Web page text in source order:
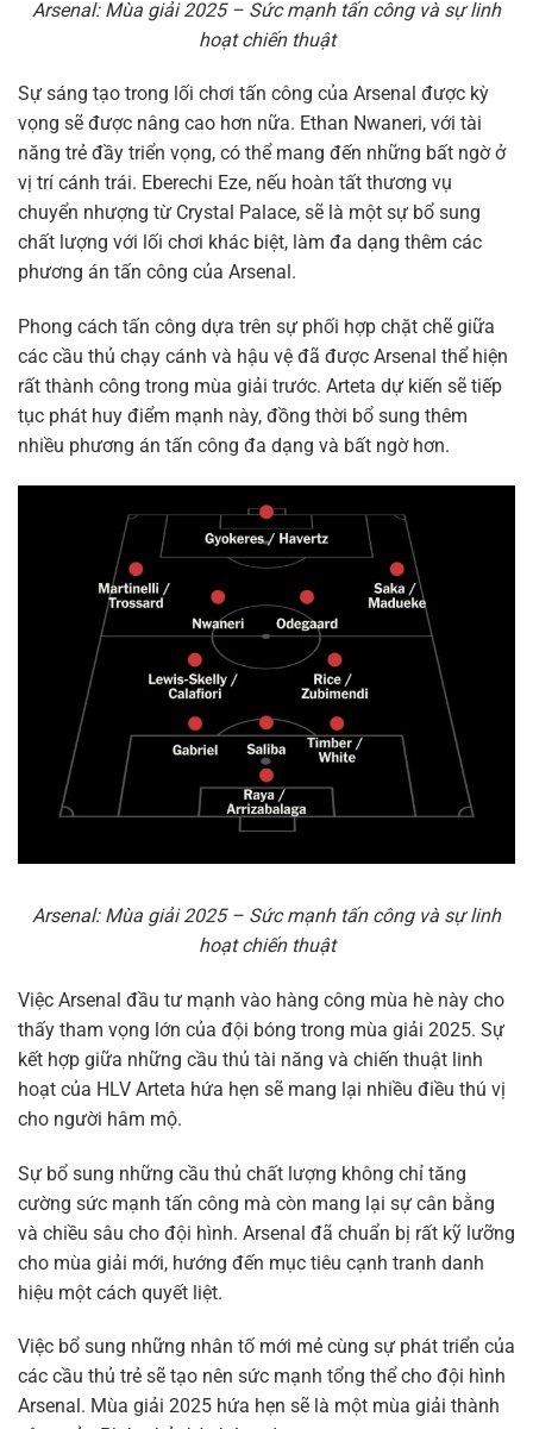
Arsenal: Mùa giải 2025 – Sức mạnh tấn công và sự linh
hoạt chiến thuật
Sự sáng tạo trong lối chơi tấn công của Arsenal được kỳ
vọng sẽ được nâng cao hơn nữa. Ethan Nwaneri, với tài
năng trẻ đầy triển vọng, có thể mang đến những bất ngờ ở
vị trí cánh trái. Eberechi Eze, nếu hoàn tất thương vụ
chuyển nhượng từ Crystal Palace, sẽ là một sự bổ sung
chất lượng với lối chơi khác biệt, làm đa dạng thêm các
phương án tấn công của Arsenal.
Phong cách tấn công dựa trên sự phối hợp chặt chẽ giữa
các cầu thủ chạy cánh và hậu vệ đã được Arsenal thể hiện
rất thành công trong mùa giải trước. Arteta dự kiến sẽ tiếp
tục phát huy điểm mạnh này, đồng thời bổ sung thêm
nhiều phương án tấn công đa dạng và bất ngờ hơn.
Arsenal: Mùa giải 2025 – Sức mạnh tấn công và sự linh
hoạt chiến thuật
Việc Arsenal đầu tư mạnh vào hàng công mùa hè này cho
thấy tham vọng lớn của đội bóng trong mùa giải 2025. Sự
kết hợp giữa những cầu thủ tài năng và chiến thuật linh
hoạt của HLV Arteta hứa hẹn sẽ mang lại nhiều điều thú vị
cho người hâm mộ.
Sự bổ sung những cầu thủ chất lượng không chỉ tăng
cường sức mạnh tấn công mà còn mang lại sự cân bằng
và chiều sâu cho đội hình. Arsenal đã chuẩn bị rất kỹ lưỡng
cho mùa giải mới, hướng đến mục tiêu cạnh tranh danh
hiệu một cách quyết liệt.
Việc bổ sung những nhân tố mới mẻ cùng sự phát triển của
các cầu thủ trẻ sẽ tạo nên sức mạnh tổng thể cho đội hình
Arsenal. Mùa giải 2025 hứa hẹn sẽ là một mùa giải thành